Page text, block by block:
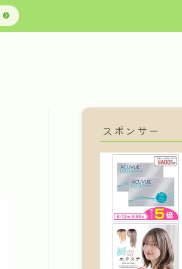
スポンサー